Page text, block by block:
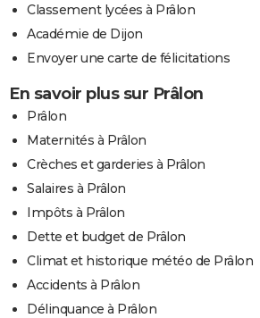
Classement lycées à Prâlon
Académie de Dijon
Envoyer une carte de félicitations
En savoir plus sur Prâlon
Prâlon
Maternités à Prâlon
Crèches et garderies à Prâlon
Salaires à Prâlon
Impôts à Prâlon
Dette et budget de Prâlon
Climat et historique météo de Prâlon
Accidents à Prâlon
Délinquance à Prâlon